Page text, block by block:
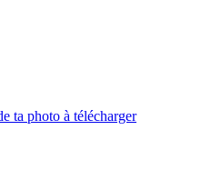
ta photo à télécharger